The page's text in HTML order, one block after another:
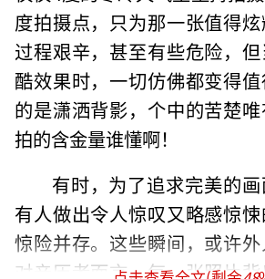
度拍摄点，只为那一张值得
过程艰辛，甚至有些危险，
酷效果时，一切仿佛都变得
的是潇洒背影，个中的苦楚
拍的含金量谁懂啊！
有时，为了追求完美的
有人做出令人惊叹又略感惊
惊险并存。这些瞬间，或许
对亲历者而言，每一张照片